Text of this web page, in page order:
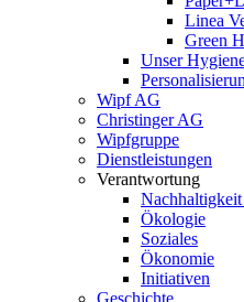
Linea
Green
Unser
Wipf AG
Christinger AG
Wipfgruppe
Dienstleistungen
Verantwortung
Ökologie
Soziales
Ökonomie
Initiativen